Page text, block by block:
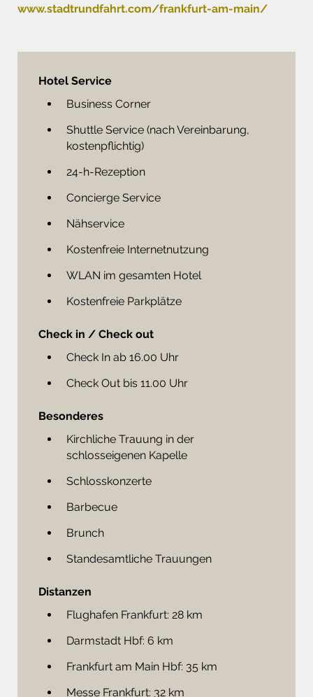
www.stadtrundfahrt.com/frankfurt-am-main/
Hotel Service
Business Corner
Shuttle Service (nach Vereinbarung,
kostenpflichtig)
24-h-Rezeption
Concierge Service
Nähservice
Kostenfreie Internetnutzung
WLAN im gesamten Hotel
Kostenfreie Parkplätze
Check in / Check out
Check In ab 16.00 Uhr
Check Out bis 11.00 Uhr
Besonderes
Kirchliche Trauung in der
schlosseigenen Kapelle
Schlosskonzerte
Barbecue
Brunch
Standesamtliche Trauungen
Distanzen
Flughafen Frankfurt: 28 km
Darmstadt Hbf: 6 km
Frankfurt am Main Hbf: 35 km
Messe Frankfurt: 32 km